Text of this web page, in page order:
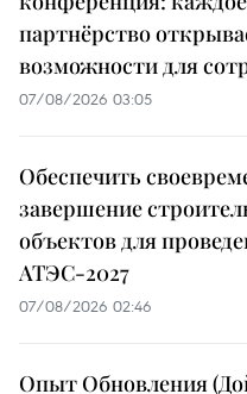
партнёрство
возможности для
07/08/2026 03:05
Обеспечить
завершение
объектов для
АТЭС-2027
07/08/2026 02:46
Опыт Обновления